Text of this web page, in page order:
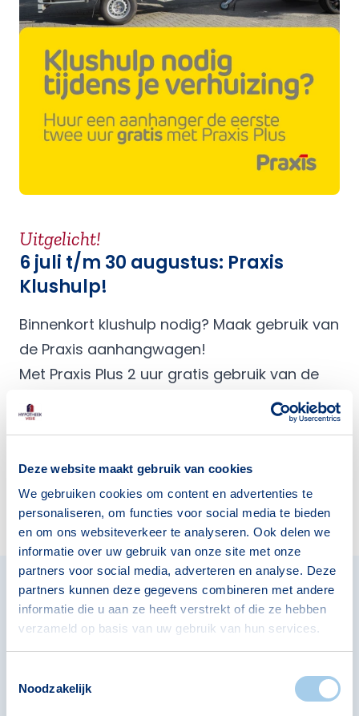
Deze website maakt gebruik van cookies
We gebruiken cookies om content en advertenties te
personaliseren, om functies voor social media te bieden
en om ons websiteverkeer te analyseren. Ook delen we
informatie over uw gebruik van onze site met onze
partners voor social media, adverteren en analyse. Deze
partners kunnen deze gegevens combineren met andere
informatie die u aan ze heeft verstrekt of die ze hebben
verzameld op basis van uw gebruik van hun services.
Noodzakelijk
Uitgelicht!
6 juli t/m 30 augustus: Praxis
Klushulp!
Binnenkort klushulp nodig? Maak gebruik van
de Praxis aanhangwagen!
Met Praxis Plus 2 uur gratis gebruik van de
aanhangwagen
Volledig onafhankelijk
hypotheekadvies
Wij vergelijken het aanbod van 40 banken en